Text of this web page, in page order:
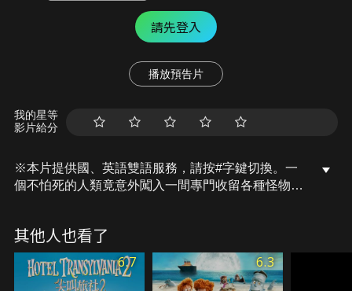
請先登入
播放預告片
我的星等
影片給分
※本片提供國、英語雙語服務，請按#字鍵切換。一
個不怕死的人類竟意外闖入一間專門收留各種怪物的
其他人也看了
6.7 6.3